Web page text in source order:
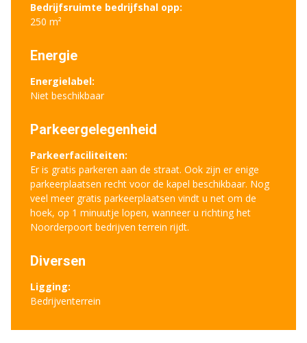
Bedrijfsruimte bedrijfshal opp:
250 m²
Energie
Energielabel:
Niet beschikbaar
Parkeergelegenheid
Parkeerfaciliteiten:
Er is gratis parkeren aan de straat. Ook zijn er enige
parkeerplaatsen recht voor de kapel beschikbaar. Nog
veel meer gratis parkeerplaatsen vindt u net om de
hoek, op 1 minuutje lopen, wanneer u richting het
Noorderpoort bedrijven terrein rijdt.
Diversen
Ligging:
Bedrijventerrein